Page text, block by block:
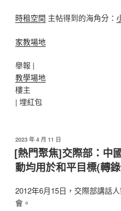
時租空間 主帖得到的海角分：
家教場地
舉報 |
教學場地
樓主
| 埋紅包
發
佈
於
2023 年 4 月 11 日
[熱門聚焦]交際部：中
動均用於和平目標(轉
2012年6月15日，交際部講話
會。